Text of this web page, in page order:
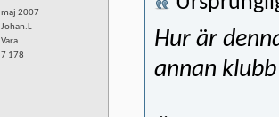
maj 2007
Johan.L
Vara
7 178
Hur är
annan